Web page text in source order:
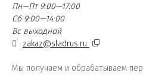
Пн—Пт 9:00—17:00
Сб 9:00—14:00
Вс выходной
zakaz@sladrus.ru
Мы получаем и обрабатываем